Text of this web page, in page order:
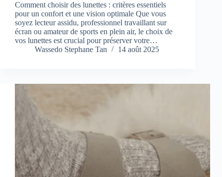
Comment choisir des lunettes : critères essentiels
pour un confort et une vision optimale Que vous
soyez lecteur assidu, professionnel travaillant sur
écran ou amateur de sports en plein air, le choix de
vos lunettes est crucial pour préserver votre…
Wassedo Stephane Tan
14 août 2025